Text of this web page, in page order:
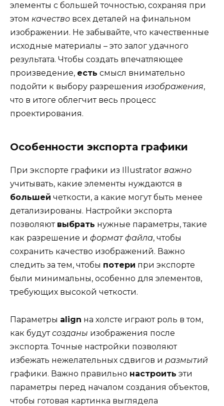
элементы с большей точностью, сохраняя при
этом качество всех деталей на финальном
изображении. Не забывайте, что качественные
исходные материалы – это залог удачного
результата. Чтобы создать впечатляющее
произведение, есть смысл внимательно
подойти к выбору разрешения изображения,
что в итоге облегчит весь процесс
проектирования.
Особенности экспорта графики
При экспорте графики из Illustrator важно
учитывать, какие элементы нуждаются в
большей четкости, а какие могут быть менее
детализированы. Настройки экспорта
позволяют выбрать нужные параметры, такие
как разрешение и формат файла, чтобы
сохранить качество изображений. Важно
следить за тем, чтобы потери при экспорте
были минимальны, особенно для элементов,
требующих высокой четкости.
Параметры align на холсте играют роль в том,
как будутсозданы изображения после
экспорта. Точные настройки позволяют
избежать нежелательных сдвигов и размытий
графики. Важно правильно настроить эти
параметры перед началом создания объектов,
чтобы готовая картинка выглядела